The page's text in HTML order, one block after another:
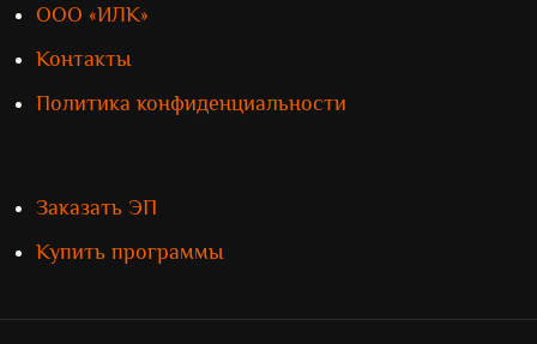
ООО «ИЛК»
Контакты
Политика конфиденциальности
Заказать ЭП
Купить программы